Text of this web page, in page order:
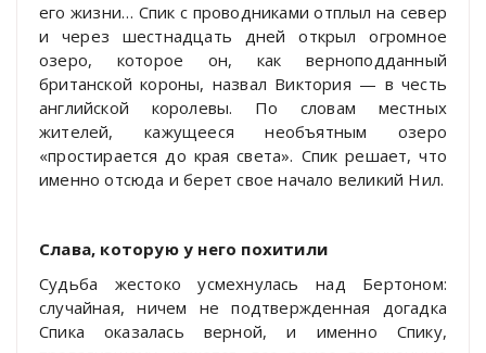
его жизни… Спик с проводниками отплыл на север
и через шестнадцать дней открыл огромное
озеро, которое он, как верноподданный
британской короны, назвал Виктория — в честь
английской королевы. По словам местных
жителей, кажущееся необъятным озеро
«простирается до края света». Спик решает, что
именно отсюда и берет свое начало великий Нил.
Слава, которую у него похитили
Судьба жестоко усмехнулась над Бертоном:
случайная, ничем не подтвержденная догадка
Спика оказалась верной, и именно Спику,